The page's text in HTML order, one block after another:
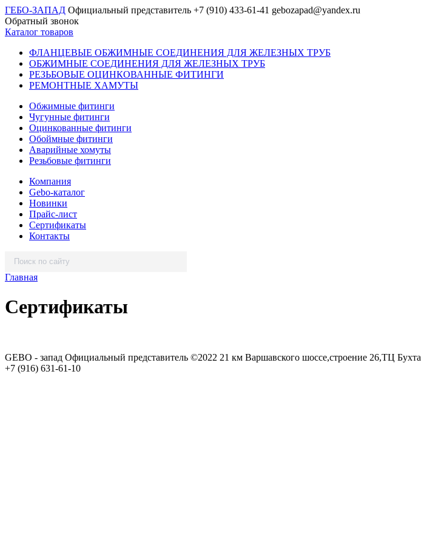
ГЕБО-ЗАПАД Официальный представитель +7 (910) 433-61-41 gebozapad@yandex.ru
Обратный звонок
Каталог товаров
ФЛАНЦЕВЫЕ ОБЖИМНЫЕ СОЕДИНЕНИЯ ДЛЯ ЖЕЛЕЗНЫХ ТРУБ
ОБЖИМНЫЕ СОЕДИНЕНИЯ ДЛЯ ЖЕЛЕЗНЫХ ТРУБ
РЕЗЬБОВЫЕ ОЦИНКОВАННЫЕ ФИТИНГИ
РЕМОНТНЫЕ ХАМУТЫ
Обжимные фитинги
Чугунные фитинги
Оцинкованные фитинги
Обоймные фитинги
Аварийные хомуты
Резьбовые фитинги
Компания
Gebo-каталог
Новинки
Прайс-лист
Сертификаты
Контакты
Главная
Сертификаты
GEBO - запад Официальный представитель ©2022 21 км Варшавского шоссе,строение 26,ТЦ Бухта
+7 (916) 631-61-10